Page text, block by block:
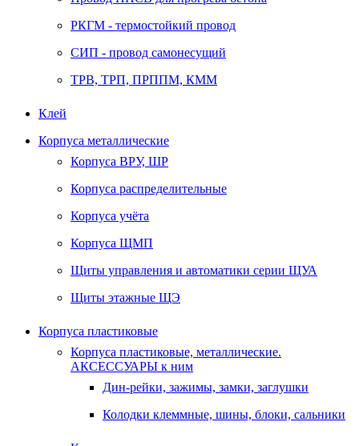
РКГМ - термостойкий провод
СИП - провод самонесущий
ТРВ, ТРП, ПРППМ, КММ
Клей
Корпуса металлические
Корпуса ВРУ, ШР
Корпуса распределительные
Корпуса учёта
Корпуса ЩМП
Щиты управления и автоматики серии ЩУА
Щиты этажные ЩЭ
Корпуса пластиковые
Корпуса пластиковые, металлические.
АКСЕССУАРЫ к ним
Дин-рейки, зажимы, замки, заглушки
Колодки клеммные, шины, блоки, сальники